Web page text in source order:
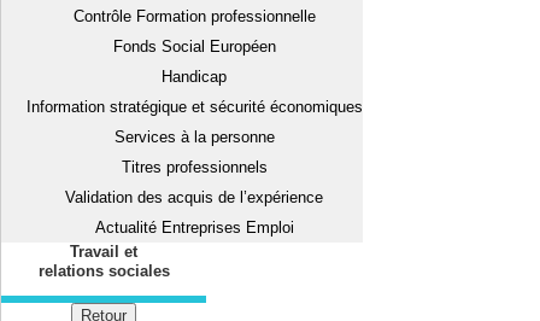
Contrôle Formation professionnelle
Fonds Social Européen
Handicap
Information stratégique et sécurité économiques
Services à la personne
Titres professionnels
Validation des acquis de l’expérience
Actualité Entreprises Emploi
Travail et
relations sociales
Retour